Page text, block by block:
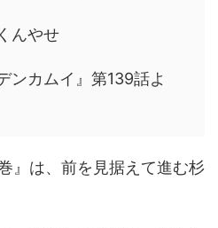
んやせ
ンカムイ』第139話よ
』は、前を見据えて進む杉